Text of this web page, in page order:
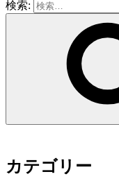
検索:
カテゴリー